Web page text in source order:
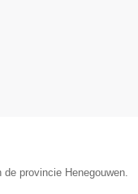
provincie Henegouwen.